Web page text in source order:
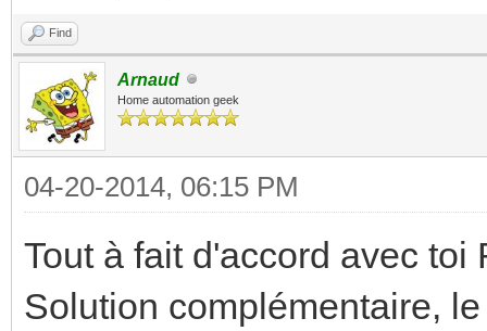
Find
Arnaud
Home automation geek
04-20-2014, 06:15 PM
Tout à fait d'accord avec
Solution complémentaire,